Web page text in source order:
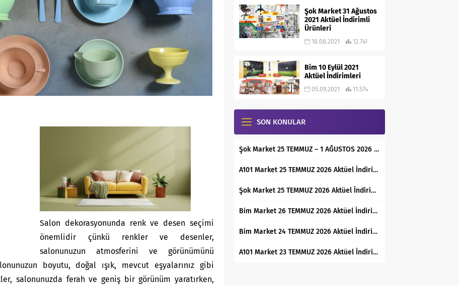
Salon dekorasyonunda renk ve desen seçimi
önemlidir çünkü renkler ve desenler,
salonunuzun atmosferini ve görünümünü
boyutu, doğal ışık, mevcut eşyalarınız gibi
salonunuzda ferah ve geniş bir görünüm yaratırken,
Şok Market 31 Ağustos
2021 Aktüel İndirimli
Ürünleri
18.08.2021 12.741
Bim 10 Eylül 2021
Aktüel İndirimleri
05.09.2021 11.574
SON KONULAR
Şok Market 25 TEMMUZ – 1 AĞUSTOS 2026 Aktüel İndirimli Ürünler Kataloğu
A101 Market 25 TEMMUZ 2026 Aktüel İndirimli Ürünler Kataloğu
Şok Market 25 TEMMUZ 2026 Aktüel İndirimli Ürünler Kataloğu
Bim Market 26 TEMMUZ 2026 Aktüel İndirimli Ürünler Kataloğu
Bim Market 24 TEMMUZ 2026 Aktüel İndirimli Ürünler Kataloğu
A101 Market 23 TEMMUZ 2026 Aktüel İndirimli Ürünler Kataloğu